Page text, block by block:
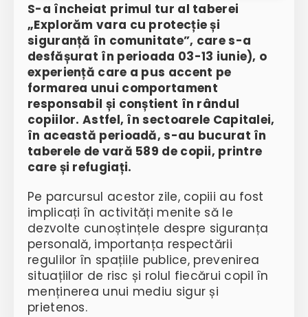
S-a încheiat primul tur al taberei
„Explorăm vara cu protecție și
siguranță în comunitate”, care s-a
desfășurat în perioada 03-13 iunie), o
experiență care a pus accent pe
formarea unui comportament
responsabil și conștient în rândul
copiilor. Astfel, în sectoarele Capitalei,
în această perioadă, s-au bucurat în
taberele de vară 589 de copii, printre
care și refugiați.
Pe parcursul acestor zile, copiii au fost
implicați în activități menite să le
dezvolte cunoștințele despre siguranța
personală, importanța respectării
regulilor în spațiile publice, prevenirea
situațiilor de risc și rolul fiecărui copil în
menținerea unui mediu sigur și
prietenos.